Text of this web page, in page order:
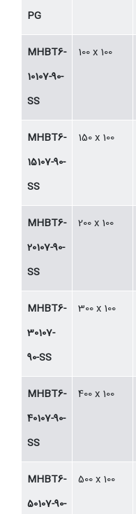
PG
MHBT6-
10107-90-
SS
100 x 100
MHBT6-
15107-90-
SS
150 x 100
MHBT6-
20107-90-
SS
200 x 100
MHBT6-
30107-
90-SS
300 x 100
MHBT6-
40107-90-
SS
400 x 100
MHBT6-
50107-90-
500 x 100